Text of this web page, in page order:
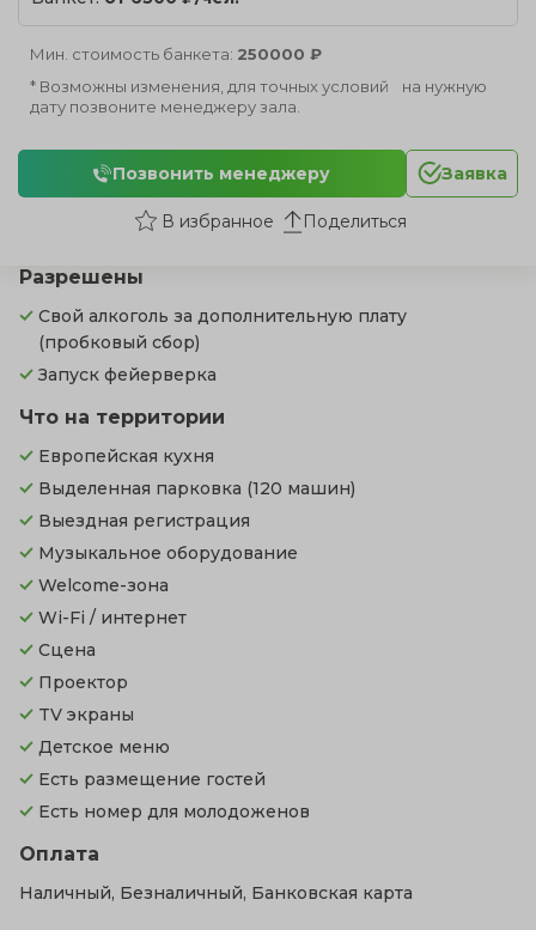
Разрешены
Свой алкоголь за дополнительную плату
(пробковый сбор)
Запуск фейерверка
Что на территории
Европейская кухня
Выделенная парковка (120 машин)
Выездная регистрация
Музыкальное оборудование
Welcome-зона
Wi-Fi / интернет
Сцена
Проектор
TV экраны
Детское меню
Есть размещение гостей
Есть номер для молодоженов
Оплата
Наличный, Безналичный, Банковская карта
Мин. стоимость банкета: 250000 ₽
* Возможны изменения, для точных условий на нужную
дату позвоните менеджеру зала.
Позвонить менеджеру Заявка
Поделиться